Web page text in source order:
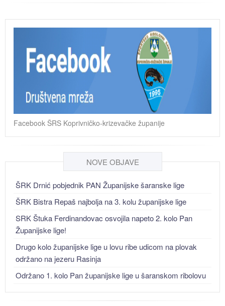
Facebook ŠRS Koprivničko-krizevačke županije
NOVE OBJAVE
ŠRK Drnić pobjednik PAN Županijske šaranske lige
ŠRK Bistra Repaš najbolja na 3. kolu županijske lige
SRK Štuka Ferdinandovac osvojila napeto 2. kolo Pan
Županijske lige!
Drugo kolo županijske lige u lovu ribe udicom na plovak
održano na jezeru Rasinja
Održano 1. kolo Pan županijske lige u šaranskom ribolovu